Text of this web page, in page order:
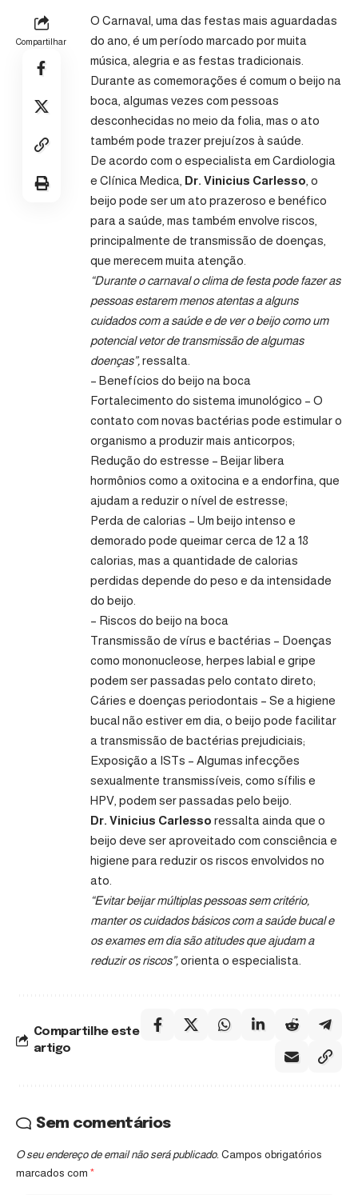
Compartilhar
O Carnaval, uma das festas mais aguardadas
do ano, é um período marcado por muita
música, alegria e as festas tradicionais.
Durante as comemorações é comum o beijo na
boca, algumas vezes com pessoas
desconhecidas no meio da folia, mas o ato
também pode trazer prejuízos à saúde.
De acordo com o especialista em Cardiologia
e Clínica Medica, Dr. Vinicius Carlesso , o
beijo pode ser um ato prazeroso e benéfico
para a saúde, mas também envolve riscos,
principalmente de transmissão de doenças,
que merecem muita atenção.
“Durante o carnaval o clima de festa pode fazer as
pessoas estarem menos atentas a alguns
cuidados com a saúde e de ver o beijo como um
potencial vetor de transmissão de algumas
doenças”,ressalta.
– Benefícios do beijo na boca
Fortalecimento do sistema imunológico – O
contato com novas bactérias pode estimular o
organismo a produzir mais anticorpos;
Redução do estresse – Beijar libera
hormônios como a oxitocina e a endorfina, que
ajudam a reduzir o nível de estresse;
Perda de calorias – Um beijo intenso e
demorado pode queimar cerca de 12 a 18
calorias, mas a quantidade de calorias
perdidas depende do peso e da intensidade
do beijo.
– Riscos do beijo na boca
Transmissão de vírus e bactérias – Doenças
como mononucleose, herpes labial e gripe
podem ser passadas pelo contato direto;
Cáries e doenças periodontais – Se a higiene
bucal não estiver em dia, o beijo pode facilitar
a transmissão de bactérias prejudiciais;
Exposição a ISTs – Algumas infecções
sexualmente transmissíveis, como sífilis e
HPV, podem ser passadas pelo beijo.
Dr. Vinicius Carlesso ressalta ainda que o
beijo deve ser aproveitado com consciência e
higiene para reduzir os riscos envolvidos no
ato.
“Evitar beijar múltiplas pessoas sem critério,
manter os cuidados básicos com a saúde bucal e
os exames em dia são atitudes que ajudam a
reduzir os riscos”,orienta o especialista.
Compartilhe este
artigo
Sem comentários
O seu endereço de email não será publicado. Campos obrigatórios
marcados com *